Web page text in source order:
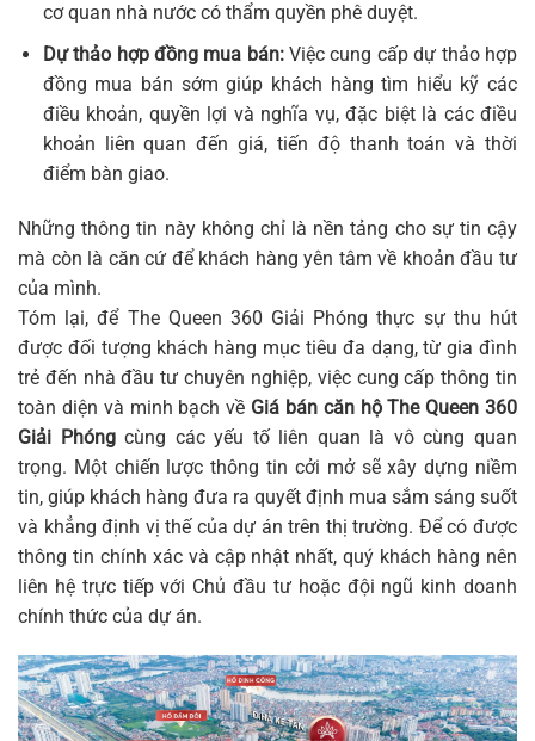
cơ quan nhà nước có thẩm quyền phê duyệt.
Dự thảo hợp đồng mua bán:Việc cung cấp dự thảo hợp
đồng mua bán sớm giúp khách hàng tìm hiểu kỹ các
điều khoản, quyền lợi và nghĩa vụ, đặc biệt là các điều
khoản liên quan đến giá, tiến độ thanh toán và thời
điểm bàn giao.
Những thông tin này không chỉ là nền tảng cho sự tin cậy
mà còn là căn cứ để khách hàng yên tâm về khoản đầu tư
của mình.
Tóm lại, để The Queen 360 Giải Phóng thực sự thu hút
được đối tượng khách hàng mục tiêu đa dạng, từ gia đình
trẻ đến nhà đầu tư chuyên nghiệp, việc cung cấp thông tin
toàn diện và minh bạch về Giá bán căn hộ The Queen 360
Giải Phóngcùng các yếu tố liên quan là vô cùng quan
trọng. Một chiến lược thông tin cởi mở sẽ xây dựng niềm
tin, giúp khách hàng đưa ra quyết định mua sắm sáng suốt
và khẳng định vị thế của dự án trên thị trường. Để có được
thông tin chính xác và cập nhật nhất, quý khách hàng nên
liên hệ trực tiếp với Chủ đầu tư hoặc đội ngũ kinh doanh
chính thức của dự án.